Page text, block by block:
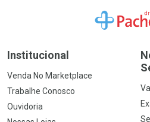
Ir para a
Institucional
Venda No Marketplace
Trabalhe Conosco
Ouvidoria